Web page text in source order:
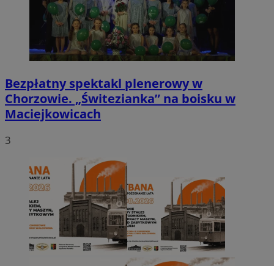
Bezpłatny spektakl plenerowy w
Chorzowie. „Świtezianka” na boisku w
Maciejkowicach
3